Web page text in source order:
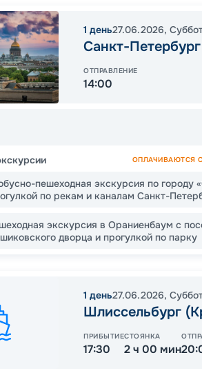
1 день27.06.2026,
Санкт-Петербург
ОТПРАВЛЕНИЕ
14:00
ОПЛАЧИВАЮТСЯ
пешеходная экскурсия по городу
по рекам и каналам Санкт-
экскурсия в Ораниенбаум с
дворца и прогулкой по парку
1 день27.06.2026,
Шлиссельбург
ПРИБЫТИЕ
17:30
СТОЯНКА
2 ч 00 мин